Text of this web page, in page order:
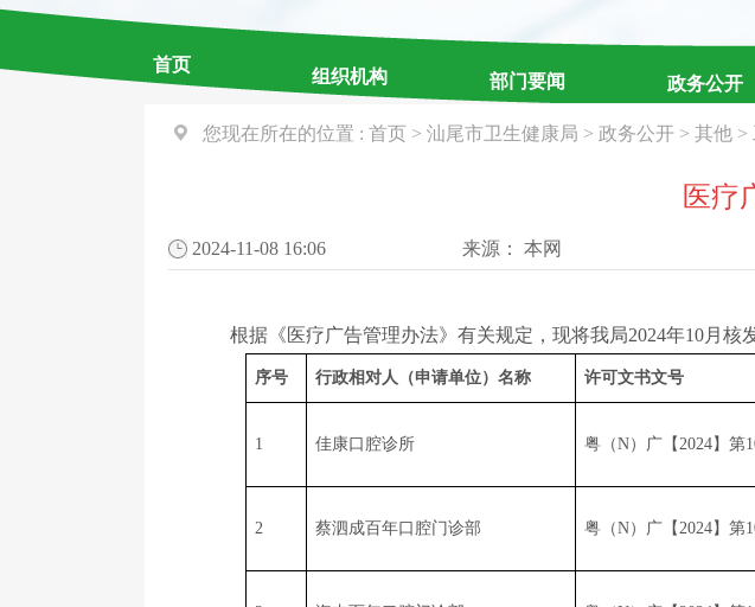
首页
组织机构 部门要闻 政务公开
您现在所在的位置 : 首页 > 汕尾市卫生健康局 > 政务公开 > 其他 >
医疗
2024-11-08 16:06 来源： 本网
根据《医疗广告管理办法》有关规定，现将我局2024年10月核
序号 行政相对人（申请单位）名称 许可文书文号
1 佳康口腔诊所 粤（N）广【2024】第
2 蔡泗成百年口腔门诊部 粤（N）广【2024】第